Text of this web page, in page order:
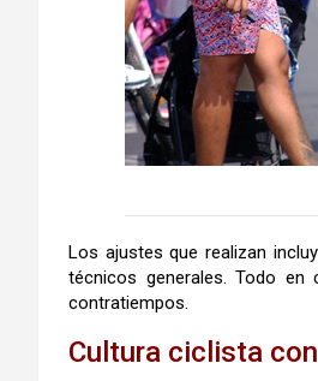
Los ajustes que realizan
técnicos generales. Todo
contratiempos.
Cultura ciclista